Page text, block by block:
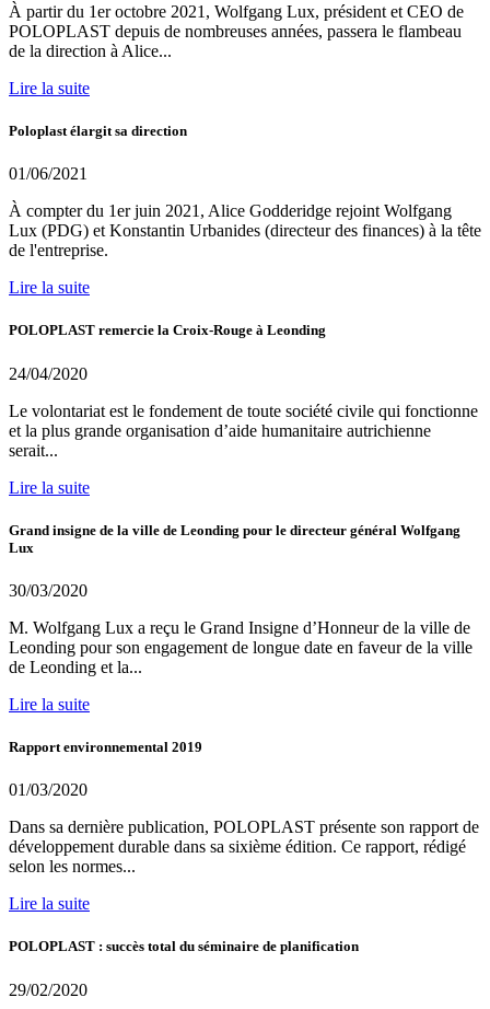
À partir du 1er octobre 2021, Wolfgang Lux, président et CEO de
POLOPLAST depuis de nombreuses années, passera le flambeau
de la direction à Alice...
Lire la suite
Poloplast élargit sa direction
01/06/2021
À compter du 1er juin 2021, Alice Godderidge rejoint Wolfgang
Lux (PDG) et Konstantin Urbanides (directeur des finances) à la tête
de l'entreprise.
Lire la suite
POLOPLAST remercie la Croix-Rouge à Leonding
24/04/2020
Le volontariat est le fondement de toute société civile qui fonctionne
et la plus grande organisation d’aide humanitaire autrichienne
serait...
Lire la suite
Grand insigne de la ville de Leonding pour le directeur général Wolfgang
Lux
30/03/2020
M. Wolfgang Lux a reçu le Grand Insigne d’Honneur de la ville de
Leonding pour son engagement de longue date en faveur de la ville
de Leonding et la...
Lire la suite
Rapport environnemental 2019
01/03/2020
Dans sa dernière publication, POLOPLAST présente son rapport de
développement durable dans sa sixième édition. Ce rapport, rédigé
selon les normes...
Lire la suite
POLOPLAST : succès total du séminaire de planification
29/02/2020